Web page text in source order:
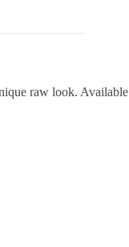
raw look. Available